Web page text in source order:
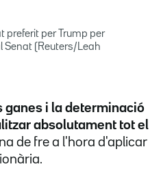
preferit per Trump per
Senat (Reuters/Leah
ganes i la determinació
absolutament tot el
de fre a l'hora d'aplicar